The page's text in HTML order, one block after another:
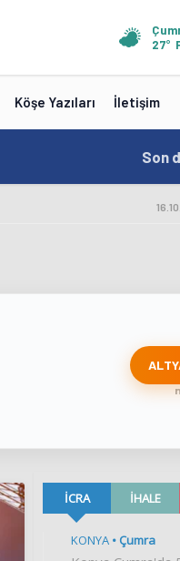
27°
Köşe Yazıları İletişim
19:01 /
Son